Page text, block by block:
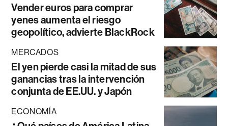
Vender euros para comprar
yenes aumenta el riesgo
geopolítico, advierte BlackRock
MERCADOS
El yen pierde casi la mitad de sus
ganancias tras la intervención
conjunta de EE.UU. y Japón
ECONOMÍA